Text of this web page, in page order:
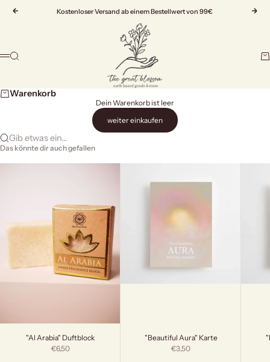
Zurück
Kostenloser Versand ab einem Bestellwert von 99€
Vor
The Great Blossom
Menü
Suche
Warenkorb
Dein Warenkorb ist leer
weiter einkaufen
Gib etwas ein...
Das könnte dir auch gefallen
"Al Arabia" Duftblock
Angebot
€6,50
"Beautiful Aura" Karte
Angebot
€3,50